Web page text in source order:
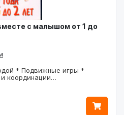
с малышом от 1 до
* Подвижные игры *
и координации…